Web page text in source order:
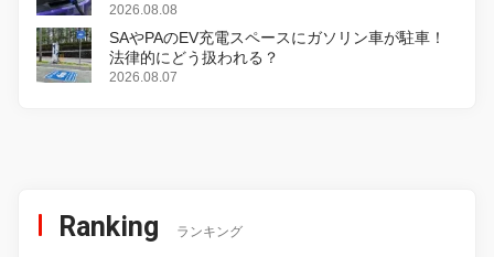
2026.08.08
SAやPAのEV充電スペースにガソリン車が駐車！
法律的にどう扱われる？
2026.08.07
Ranking ランキング